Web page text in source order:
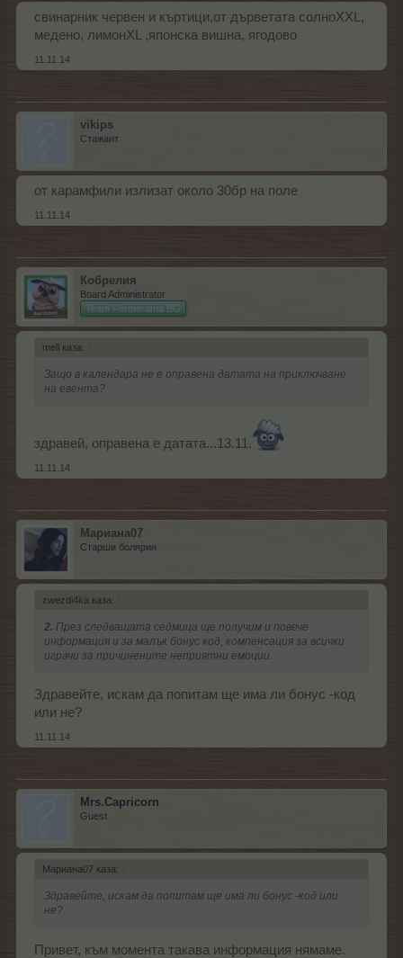
свинарник червен и къртици,от дърветата солноXXL,
медено, лимонXL ,японска вишна, ягодово
11.11.14
vikips
Стажант
от карамфили излизат около 30бр на поле
11.11.14
Кобрелия
Board Administrator
Team Farmerama BG
mell каза: ↑
Защо в календара не е оправена датата на приключване
на евента?
здравей, оправена е датата...13.11.
11.11.14
Мариана07
Старши болярин
zwezdi4ka каза: ↑
2. През следващата седмица ще получим и повече
информация и за малък бонус код, компенсация за всички
играчи за причинените неприятни емоции.
Здравейте, искам да попитам ще има ли бонус -код
или не?
11.11.14
Mrs.Capricorn
Guest
Мариана07 каза: ↑
Здравейте, искам да попитам ще има ли бонус -код или
не?
Привет, към момента такава информация нямаме.